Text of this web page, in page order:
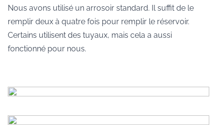
Nous avons utilisé un arrosoir standard. Il suffit de le
remplir deux à quatre fois pour remplir le réservoir.
Certains utilisent des tuyaux, mais cela a aussi
fonctionné pour nous.